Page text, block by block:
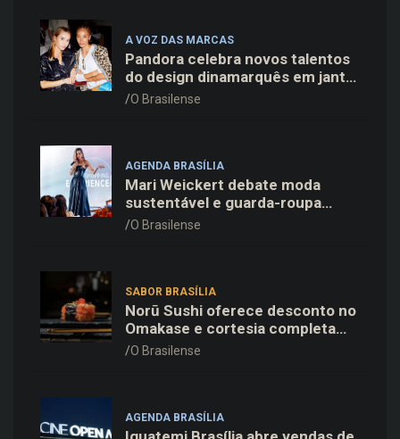
A VOZ DAS MARCAS
Pandora celebra novos talentos
do design dinamarquês em jantar
exclusivo no restaurante Daphne
O Brasilense
AGENDA BRASÍLIA
Mari Weickert debate moda
sustentável e guarda-roupa
inteligente no ParkShopping
O Brasilense
SABOR BRASÍLIA
Norū Sushi oferece desconto no
Omakase e cortesia completa
para os pais neste domingo
O Brasilense
AGENDA BRASÍLIA